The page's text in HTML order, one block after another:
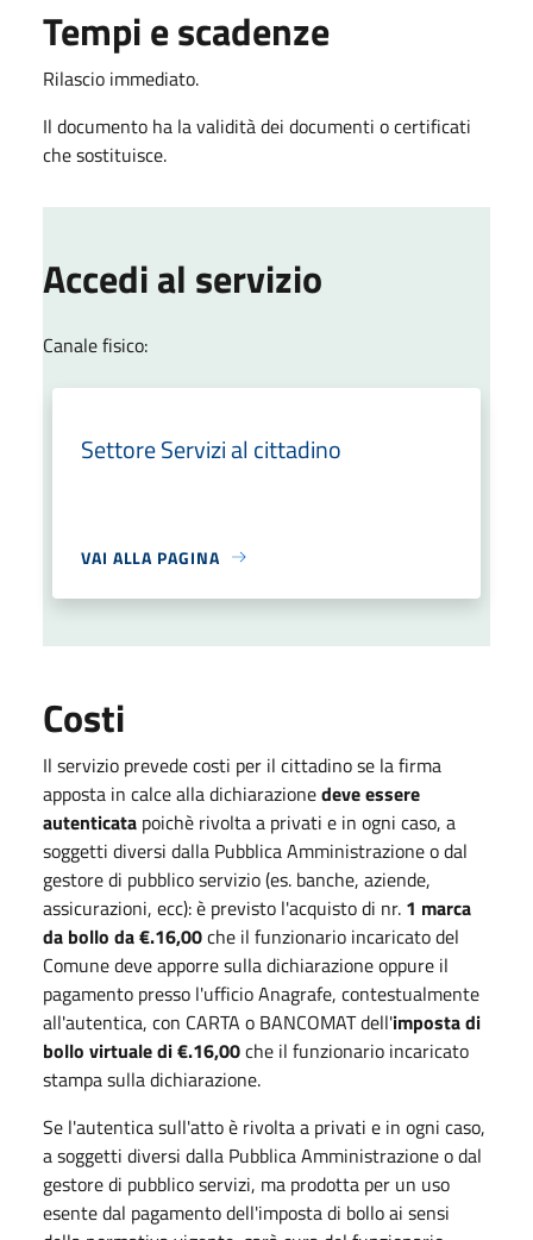
Tempi e scadenze
Rilascio immediato.
Il documento ha la validità dei documenti o certificati
che sostituisce.
Accedi al servizio
Canale fisico:
Settore Servizi al cittadino
VAI ALLA PAGINA
Costi
Il servizio prevede costi per il cittadino se la firma
apposta in calce alla dichiarazionedeve essere
autenticata poichè rivolta a privati e in ogni caso, a
soggetti diversi dalla Pubblica Amministrazione o dal
gestore di pubblico servizio (es. banche, aziende,
assicurazioni, ecc): è previsto l'acquisto di nr. 1 marca
da bollo da €.16,00che il funzionario incaricato del
Comune deve apporre sulla dichiarazione oppure il
pagamento presso l'ufficio Anagrafe, contestualmente
all'autentica, con CARTA o BANCOMAT dell'imposta di
bollo virtuale di €.16,00che il funzionario incaricato
stampa sulla dichiarazione.
Se l'autentica sull'atto è rivolta a privati e in ogni caso,
a soggetti diversi dalla Pubblica Amministrazione o dal
gestore di pubblico servizi, ma prodotta per un uso
esente dal pagamento dell'imposta di bollo ai sensi